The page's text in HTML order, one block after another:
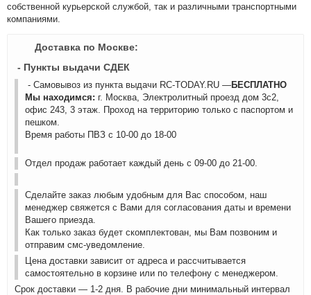
собственной курьерской службой, так и различными транспортными
компаниями.
Доставка по Москве:
- Пункты выдачи СДЕК
- Самовывоз из пункта выдачи RC-TODAY.RU —БЕСПЛАТНО
Мы находимся: г. Москва, Электролитный проезд дом 3с2,
офис 243, 3 этаж. Проход на территорию только с паспортом и
пешком.
Время работы ПВЗ с 10-00 до 18-00
Отдел продаж работает каждый день с 09-00 до 21-00.
Сделайте заказ любым удобным для Вас способом, наш
менеджер свяжется с Вами для согласования даты и времени
Вашего приезда.
Как только заказ будет скомплектован, мы Вам позвоним и
отправим смс-уведомление.
Цена доставки зависит от адреса и рассчитывается
самостоятельно в корзине или по телефону с менеджером.
Срок доставки — 1-2 дня. В рабочие дни минимальный интервал